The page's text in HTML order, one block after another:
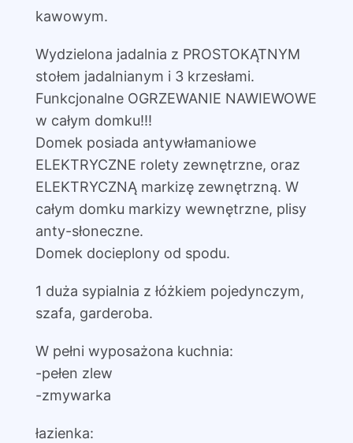
kawowym.
Wydzielona jadalnia z PROSTOKĄTNYM
stołem jadalnianym i 3 krzesłami.
Funkcjonalne OGRZEWANIE NAWIEWOWE
w całym domku!!!
Domek posiada antywłamaniowe
ELEKTRYCZNE rolety zewnętrzne, oraz
ELEKTRYCZNĄ markizę zewnętrzną. W
całym domku markizy wewnętrzne, plisy
anty-słoneczne.
Domek docieplony od spodu.
1 duża sypialnia z łóżkiem pojedynczym,
szafa, garderoba.
W pełni wyposażona kuchnia:
-pełen zlew
-zmywarka
łazienka: